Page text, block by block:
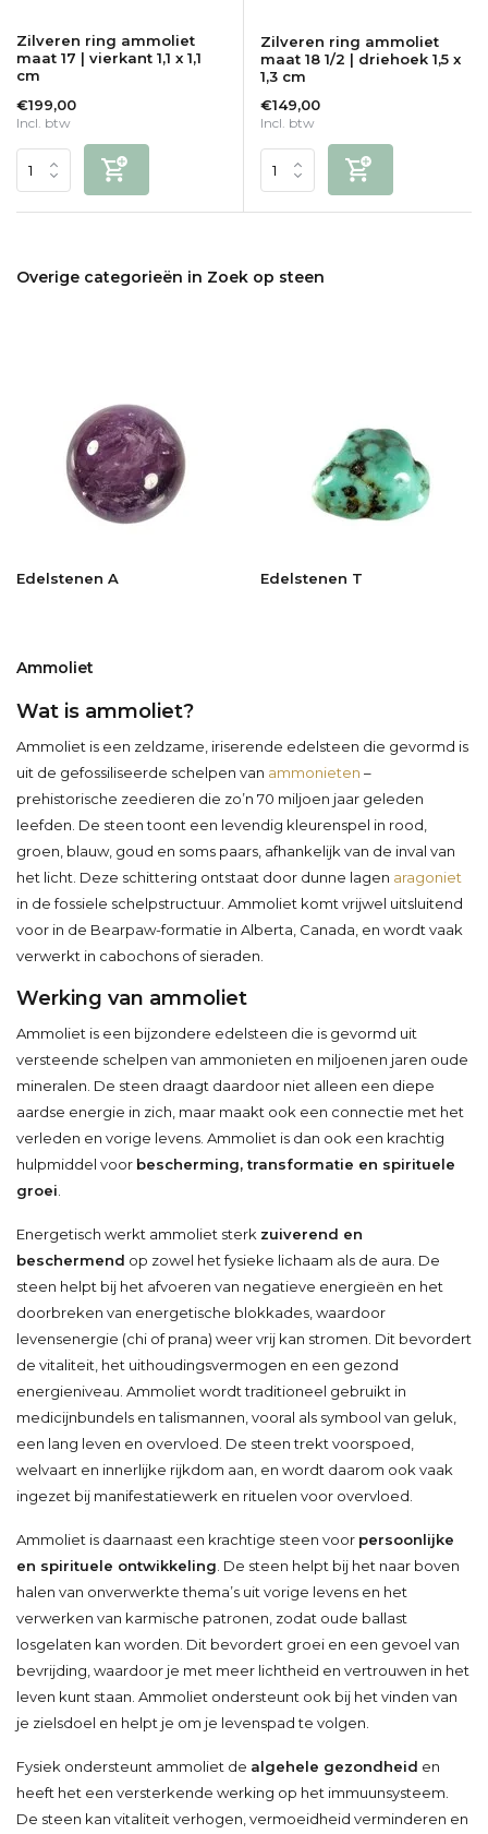
Zilveren ring ammoliet
maat 17 | vierkant 1,1 x 1,1
cm
€199,00
Incl. btw
Zilveren ring ammoliet
maat 18 1/2 | driehoek 1,5 x
1,3 cm
€149,00
Incl. btw
Overige categorieën in Zoek op steen
Edelstenen A Edelstenen T
Ammoliet
Wat is ammoliet?
Ammoliet is een zeldzame, iriserende edelsteen die gevormd is
uit de gefossiliseerde schelpen van ammonieten –
prehistorische zeedieren die zo’n 70 miljoen jaar geleden
leefden. De steen toont een levendig kleurenspel in rood,
groen, blauw, goud en soms paars, afhankelijk van de inval van
het licht. Deze schittering ontstaat door dunne lagen aragoniet
in de fossiele schelpstructuur. Ammoliet komt vrijwel uitsluitend
voor in de Bearpaw-formatie in Alberta, Canada, en wordt vaak
verwerkt in cabochons of sieraden.
Werking van ammoliet
Ammoliet is een bijzondere edelsteen die is gevormd uit
versteende schelpen van ammonieten en miljoenen jaren oude
mineralen. De steen draagt daardoor niet alleen een diepe
aardse energie in zich, maar maakt ook een connectie met het
verleden en vorige levens. Ammoliet is dan ook een krachtig
hulpmiddel voor bescherming, transformatie en spirituele
groei
Energetisch werkt ammoliet sterk zuiverend en
beschermend op zowel het fysieke lichaam als de aura. De
steen helpt bij het afvoeren van negatieve energieën en het
doorbreken van energetische blokkades, waardoor
levensenergie (chi of prana) weer vrij kan stromen. Dit bevordert
de vitaliteit, het uithoudingsvermogen en een gezond
energieniveau. Ammoliet wordt traditioneel gebruikt in
medicijnbundels en talismannen, vooral als symbool van geluk,
een lang leven en overvloed. De steen trekt voorspoed,
welvaart en innerlijke rijkdom aan, en wordt daarom ook vaak
ingezet bij manifestatiewerk en rituelen voor overvloed.
Ammoliet is daarnaast een krachtige steen voor persoonlijke
en spirituele ontwikkeling . De steen helpt bij het naar boven
halen van onverwerkte thema’s uit vorige levens en het
verwerken van karmische patronen, zodat oude ballast
losgelaten kan worden. Dit bevordert groei en een gevoel van
bevrijding, waardoor je met meer lichtheid en vertrouwen in het
leven kunt staan. Ammoliet ondersteunt ook bij het vinden van
je zielsdoel en helpt je om je levenspad te volgen.
Fysiek ondersteunt ammoliet de algehele gezondheid en
heeft het een versterkende werking op het immuunsysteem.
De steen kan vitaliteit verhogen, vermoeidheid verminderen en